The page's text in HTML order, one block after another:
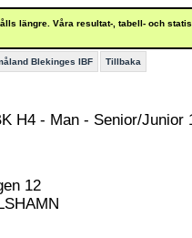
längre. Våra resultat-, tabell- och
Blekinges IBF Tillbaka
H4 - Man - Senior/Junior
12